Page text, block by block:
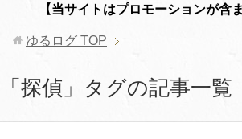
【当サイトはプロモーションが含
ゆるログ TOP
「探偵」タグの記事一覧